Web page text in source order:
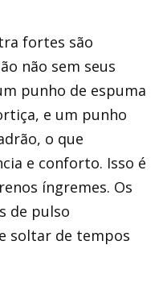
fortes são
não sem seus
punho de espuma
e um punho
o que
e conforto. Isso é
íngremes. Os
de pulso
soltar de tempos